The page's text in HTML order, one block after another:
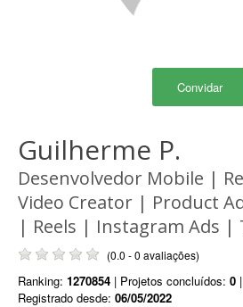
Convidar
Guilherme P.
Desenvolvedor Mobile |
Video Creator | Product
| Reels | Instagram Ads |
(0.0 - 0 avaliações)
Ranking: 1270854 | Projetos concluídos: 0
Registrado desde: 06/05/2022